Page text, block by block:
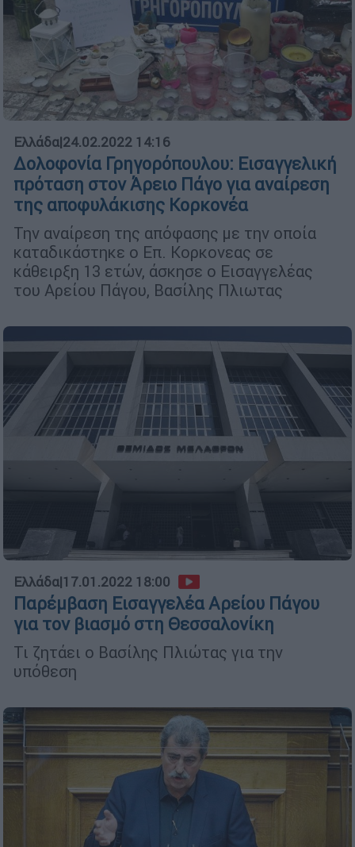
Ελλάδα|24.02.2022 14:16
Δολοφονία Γρηγορόπουλου: Εισαγγελική
πρόταση στον Άρειο Πάγο για αναίρεση
της αποφυλάκισης Κορκονέα
Την αναίρεση της απόφασης με την οποία
καταδικάστηκε ο Επ. Κορκονεας σε
κάθειρξη 13 ετών, άσκησε ο Εισαγγελέας
του Αρείου Πάγου, Βασίλης Πλιωτας
Ελλάδα|17.01.2022 18:00
Παρέμβαση Εισαγγελέα Αρείου Πάγου
για τον βιασμό στη Θεσσαλονίκη
Τι ζητάει ο Βασίλης Πλιώτας για την
υπόθεση